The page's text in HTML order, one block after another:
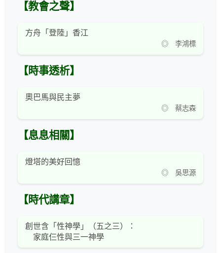
【教會之聲】
方舟「登陸」香江
◎ 李鴻標
【時事透析】
奧巴馬與民主夢
◎ 蔡志森
【息息相關】
燈塔的美好回憶
◎ 吳思源
【時代講章】
創世含「性神學」（五之三）：
家庭仨性與三一神學